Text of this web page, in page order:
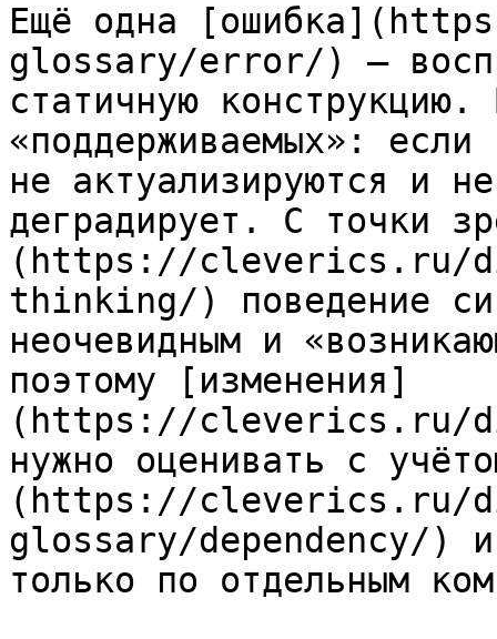
Ещё одна
glossary/error/) —
статичную конструкцию.
«поддерживаемых»:
не актуализируются и
деградирует. С точки
(https://cleverics.ru/
thinking/) поведение
неочевидным и
поэтому [изменения]
(https://cleverics.ru/
нужно оценивать с
(https://cleverics.ru/
glossary/dependency/)
только по отдельным